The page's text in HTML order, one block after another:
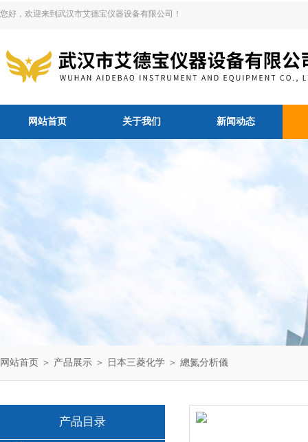
您好，欢迎来到武汉市艾德宝仪器设备有限公司！
网站首页 关于我们 新闻动态
网站首页 ＞ 产品展示 ＞ 日本三菱化学 ＞ 總氮分析儀
产品目录